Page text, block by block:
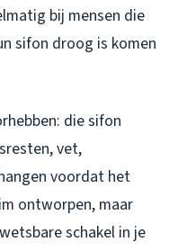
bij mensen die
sifon droog is komen
die sifon
vet,
voordat het
ontworpen, maar
schakel in je